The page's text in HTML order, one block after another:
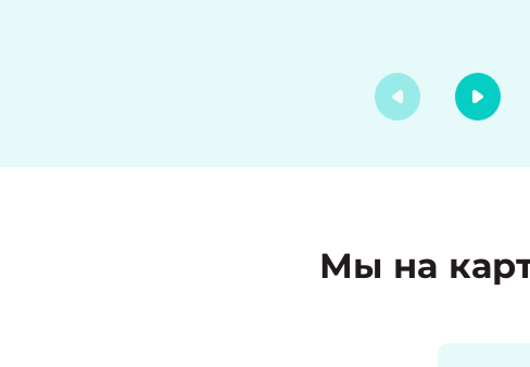
Мы на